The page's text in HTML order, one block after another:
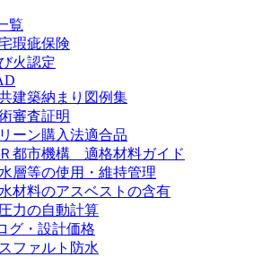
覧
瑕疵保険
火認定
建築納まり図例集
審査証明
ーン購入法適合品
都市機構 適格材料ガイド
層等の使用・維持管理
材料のアスベストの含有
力の自動計算
グ・設計価格
ファルト防水